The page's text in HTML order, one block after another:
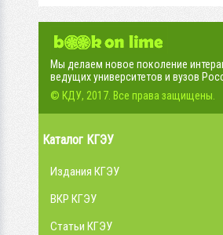
Мы делаем новое поколение
ведущих университетов и вузов
© КДУ, 2017. Все права защищены.
Каталог КГЭУ
Издания КГЭУ
ВКР КГЭУ
Статьи КГЭУ